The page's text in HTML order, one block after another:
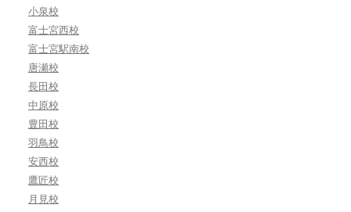
小泉校
富士宮西校
富士宮駅南校
唐瀬校
長田校
中原校
豊田校
羽鳥校
安西校
鷹匠校
月見校